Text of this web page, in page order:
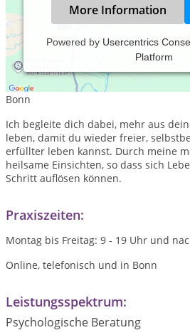
More Information
Powered by Usercentrics
Platform
Mediales Coaching, Energetisches
1:1-Coaching, Heilabende, Heiltage,
Bonn
Ich begleite dich dabei, mehr aus
leben, damit du wieder freier,
erfüllter leben kannst. Durch meine
heilsame Einsichten, so dass sich
Schritt auflösen können.
Praxiszeiten:
Montag bis Freitag: 9 - 19 Uhr und
Online, telefonisch und in Bonn
Leistungsspektrum:
Psychologische Beratung